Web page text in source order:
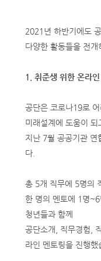
2021년 하반기에도
다양한 활동들을 전개
1. 취준생 위한 온라
공단은 코로나19로
미래설계에 도움이 되
지난 7월 공공기관 연
다.
총 5개 직무에 5명의
한 명의 멘토에 1명
청년들과 함께
공단소개, 직무경험,
라인 멘토링을 진행했